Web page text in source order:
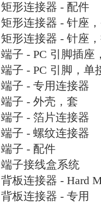
矩形连接器 - 配件
矩形连接器 - 针座
矩形连接器 - 针座
端子 - PC 引脚插座
端子 - PC 引脚，单
端子 - 专用连接器
端子 - 外壳，套
端子 - 箔片连接器
端子 - 螺纹连接器
端子 - 配件
端子接线盒系统
背板连接器 - Hard
背板连接器 - 专用